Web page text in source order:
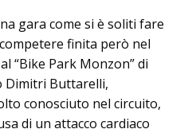
gara come si è soliti fare
finita però nel
“Bike Park Monzon” di
Dimitri Buttarelli,
conosciuto nel circuito,
di un attacco cardiaco